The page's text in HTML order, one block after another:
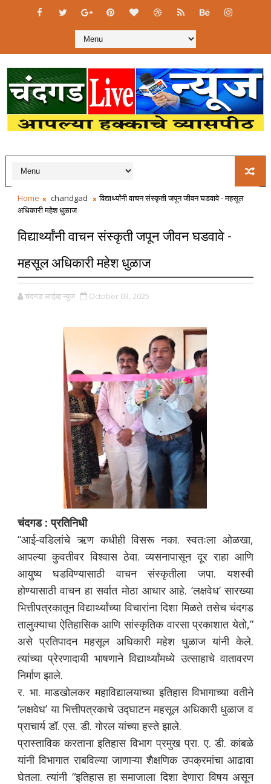
Home chandgad
विद्यार्थ्यांनी वाचन संस्कृती जपून जीवन घडवावे - महसूल
अधिकारी महेश धुळाज
विद्यार्थ्यांनी वाचन संस्कृती जपून जीवन घडवावे -
महसूल अधिकारी महेश धुळाज
चंदगड लाईव्ह न्युज October 03, 2025
चंदगड : प्रतिनिधी
“आई-वडिलांचे ऋण कधीही विसरू नका. स्वतःला ओळखा,
आपल्या कुवतीवर विश्वास ठेवा. व्यसनापासून दूर राहा आणि
आयुष्य घडविण्यासाठी वाचन संस्कृतीला जपा. यशस्वी
होण्यासाठी वाचन हा सर्वात मोठा आधार आहे. ‘लक्षवेध’ सारख्या
भित्तीपत्रकातून विद्यार्थ्यांच्या विचारांना दिशा मिळते तसेच चंदगड
तालुक्याचा ऐतिहासिक आणि सांस्कृतिक वारसा प्रकाशात येतो,”
असे प्रतिपादन महसूल अधिकारी महेश धुळाज यांनी केले.
त्यांच्या प्रेरणादायी भाषणाने विद्यार्थ्यांमध्ये उत्साहाचे वातावरण
निर्माण झाले.
र. भा. माडखोलकर महाविद्यालयाच्या इतिहास विभागाच्या वतीने
‘लक्षवेध’ या भित्तीपत्रकाचे उद्घाटन महसूल अधिकारी धुळाज व
प्राचार्य डॉ. एस. डी. गोरल यांच्या हस्ते झाले.
प्रास्ताविक करताना इतिहास विभाग प्रमुख प्रा. ए. डी. कांबळे
यांनी विभागात राबविल्या जाणाऱ्या शैक्षणिक उपक्रमांचा आढावा
घेतला. त्यांनी “इतिहास हा समाजाला दिशा देणारा विषय असून